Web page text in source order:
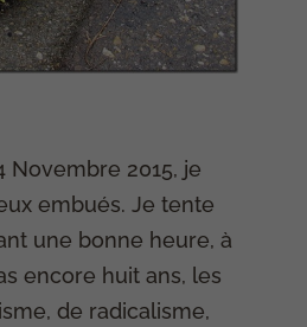
Novembre 2015, je
embués. Je tente
une bonne heure, à
encore huit ans, les
de radicalisme,